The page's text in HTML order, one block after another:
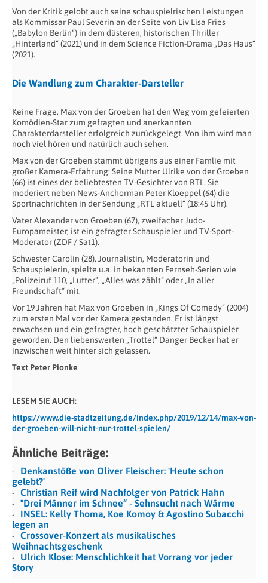
Von der Kritik gelobt auch seine schauspielrischen Leistungen
als Kommissar Paul Severin an der Seite von Liv Lisa Fries
(„Babylon Berlin“) in dem düsteren, historischen Thriller
„Hinterland“ (2021) und in dem Science Fiction-Drama „Das Haus“
(2021).
Die Wandlung zum Charakter-Darsteller
Keine Frage, Max von der Groeben hat den Weg vom gefeierten
Komödien-Star zum gefragten und anerkannten
Charakterdarsteller erfolgreich zurückgelegt. Von ihm wird man
noch viel hören und natürlich auch sehen.
Max von der Groeben stammt übrigens aus einer Famlie mit
großer Kamera-Erfahrung: Seine Mutter Ulrike von der Groeben
(66) ist eines der beliebtesten TV-Gesichter von RTL. Sie
moderiert neben News-Anchorman Peter Kloeppel (64) die
Sportnachrichten in der Sendung „RTL aktuell“ (18:45 Uhr).
Vater Alexander von Groeben (67), zweifacher Judo-
Europameister, ist ein gefragter Schauspieler und TV-Sport-
Moderator (ZDF / Sat1).
Schwester Carolin (28), Journalistin, Moderatorin und
Schauspielerin, spielte u.a. in bekannten Fernseh-Serien wie
„Polizeiruf 110, „Lutter“, „Alles was zählt“ oder „In aller
Freundschaft“ mit.
Vor 19 Jahren hat Max von Groeben in „Kings Of Comedy“ (2004)
zum ersten Mal vor der Kamera gestanden. Er ist längst
erwachsen und ein gefragter, hoch geschätzter Schauspieler
geworden. Den liebenswerten „Trottel“ Danger Becker hat er
inzwischen weit hinter sich gelassen.
Text Peter Pionke
LESEM SIE AUCH:
https://www.die-stadtzeitung.de/index.php/2019/12/14/max-von-
der-groeben-will-nicht-nur-trottel-spielen/
Ähnliche Beiträge:
Denkanstöße von Oliver Fleischer: 'Heute schon
gelebt?'
Christian Reif wird Nachfolger von Patrick Hahn
"Drei Männer im Schnee“ - Sehnsucht nach Wärme
INSEL: Kelly Thoma, Koe Komoy & Agostino Subacchi
legen an
Crossover-Konzert als musikalisches
Weihnachtsgeschenk
Ulrich Klose: Menschlichkeit hat Vorrang vor jeder
Story